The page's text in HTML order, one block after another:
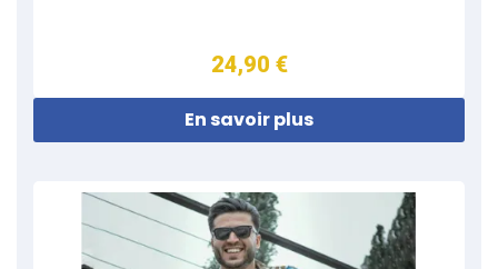
24,90 €
En savoir plus